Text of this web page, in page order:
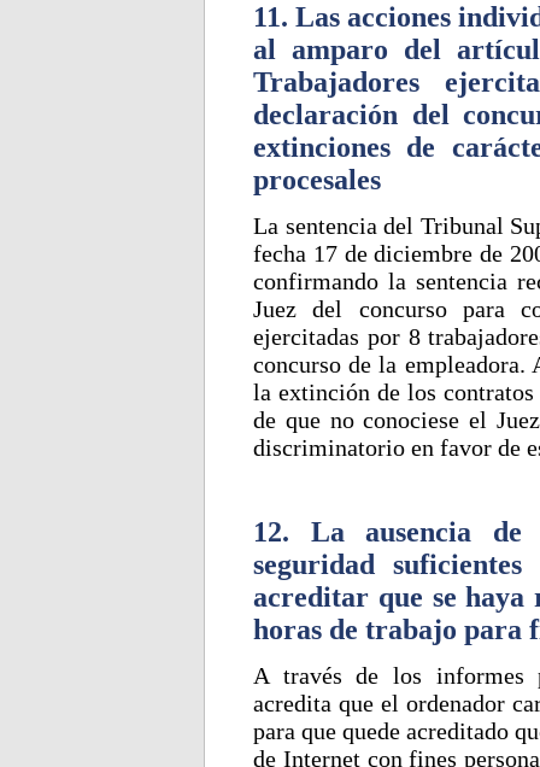
11. Las acciones
al amparo del
Trabajadores
declaración del
extinciones de
procesales
La sentencia del Tribunal
fecha 17 de diciembre de
confirmando la sentencia
Juez del concurso para
ejercitadas por 8
concurso de la
la extinción de los
de que no conociese el
discriminatorio en favor de
12. La ausencia de
seguridad
acreditar que se haya
horas de trabajo para
A través de los informes
acredita que el ordenador
para que quede acreditado
de Internet con fines